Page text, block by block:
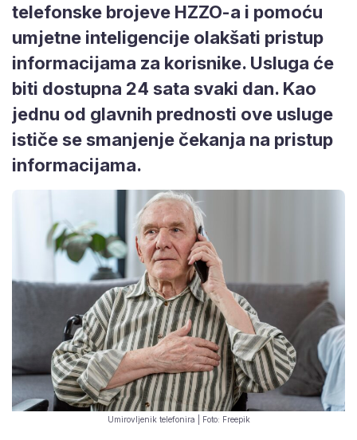
telefonske brojeve HZZO-a i pomoću
umjetne inteligencije olakšati pristup
informacijama za korisnike. Usluga će
biti dostupna 24 sata svaki dan. Kao
jednu od glavnih prednosti ove usluge
ističe se smanjenje čekanja na pristup
informacijama.
Umirovljenik telefonira | Foto: Freepik